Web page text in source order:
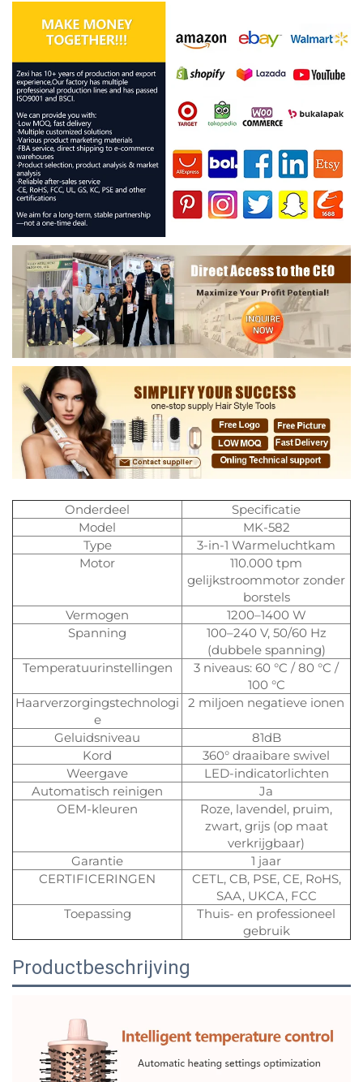
Onderdeel
Specificatie
Model
MK-582
Type
3-in-1 Warmeluchtkam
Motor
110.000 tpm
gelijkstroommotor zonder
borstels
Vermogen
1200–1400 W
Spanning
100–240 V, 50/60 Hz
(dubbele spanning)
Temperatuurinstellingen
3 niveaus: 60 °C / 80 °C /
100 °C
Haarverzorgingstechnologi
e
2 miljoen negatieve ionen
Geluidsniveau
81dB
Kord
360° draaibare swivel
Weergave
LED-indicatorlichten
Automatisch reinigen
Ja
OEM-kleuren
Roze, lavendel, pruim,
zwart, grijs (op maat
verkrijgbaar)
Garantie
1 jaar
CERTIFICERINGEN
CETL, CB, PSE, CE, RoHS,
SAA, UKCA, FCC
Toepassing
Thuis- en professioneel
gebruik
Productbeschrijving